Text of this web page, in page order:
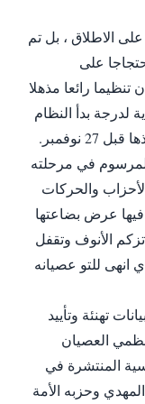
الاطلاق ، بل تم
على
تنظيما رائعا مذهلا
لدرجة بدأ النظام
نوفمبر.
في مرحلته
والحركات
فيها عرض بضاعتها
تزكم الأنوف وتقفل
انهى للتو عصيانه
تهنئة وتأييد
العصيان
المنتشرة في
وحزبه الأمة